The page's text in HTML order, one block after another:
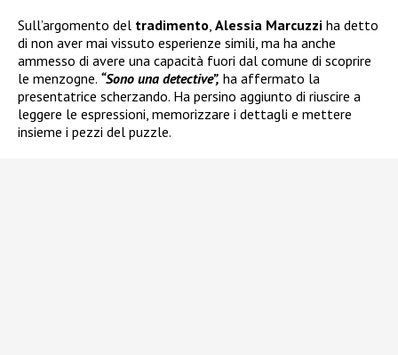
Sull’argomento del tradimento, Alessia Marcuzzi ha detto
di non aver mai vissuto esperienze simili, ma ha anche
ammesso di avere una capacità fuori dal comune di scoprire
le menzogne. “Sono una detective”, ha affermato la
presentatrice scherzando. Ha persino aggiunto di riuscire a
leggere le espressioni, memorizzare i dettagli e mettere
insieme i pezzi del puzzle.